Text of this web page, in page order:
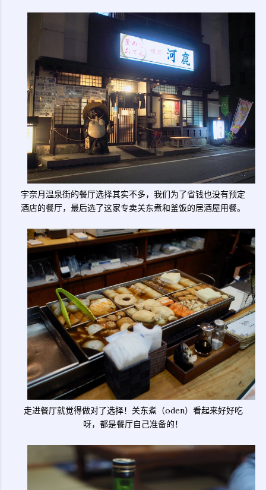
宇奈月温泉街的餐厅选择其实不多，我们为了省钱也没有预定
酒店的餐厅，最后选了这家专卖关东煮和釜饭的居酒屋用餐。
走进餐厅就觉得做对了选择！关东煮（oden）看起来好好吃
呀，都是餐厅自己准备的！